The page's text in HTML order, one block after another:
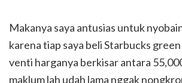
Makanya saya antusias untuk
karena tiap saya beli Starbucks
venti harganya berkisar antara
maklum lah udah lama nggak